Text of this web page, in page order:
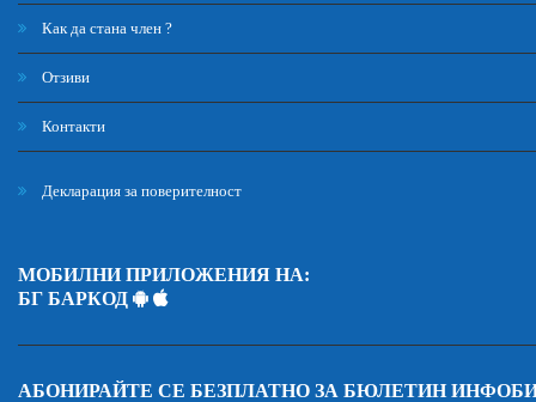
Как да стана член ?
Отзиви
Контакти
Декларация за поверителност
МОБИЛНИ ПРИЛОЖЕНИЯ НА:
БГ БАРКОД
АБОНИРАЙТЕ СЕ БЕЗПЛАТНО ЗА БЮЛЕТИН